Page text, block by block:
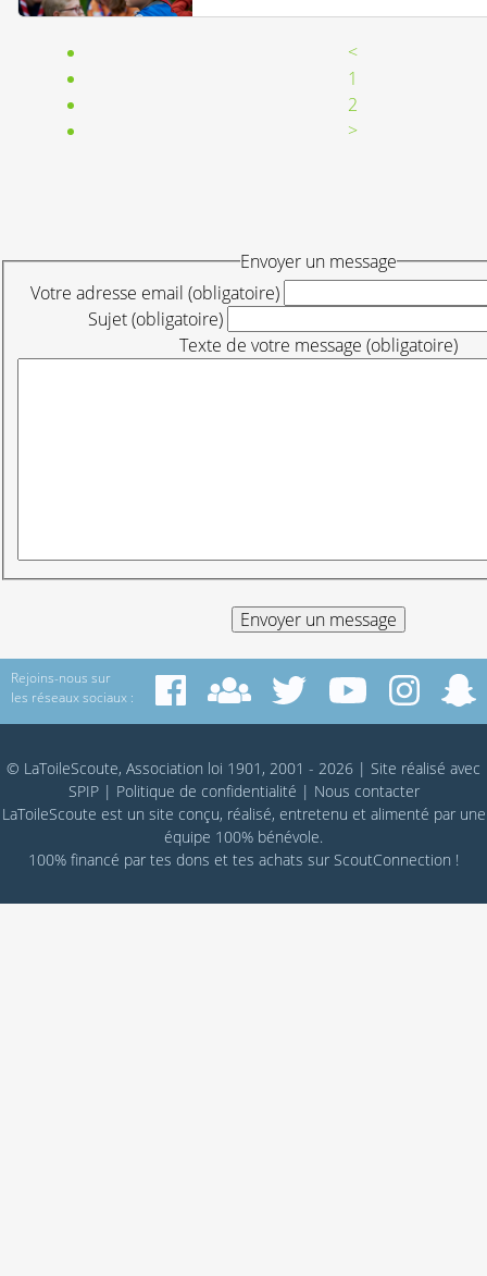
<
1
2
>
Envoyer un message
Votre adresse email (obligatoire)
Sujet (obligatoire)
Texte de votre message (obligatoire)
Rejoins-nous sur
les réseaux sociaux :
© LaToileScoute, Association loi 1901, 2001 - 2026 | Site réalisé avec
SPIP| Politique de confidentialité | Nous contacter
LaToileScoute est un site conçu, réalisé, entretenu et alimenté par une
équipe 100% bénévole.
100% financé par tes dons et tes achats sur ScoutConnection !